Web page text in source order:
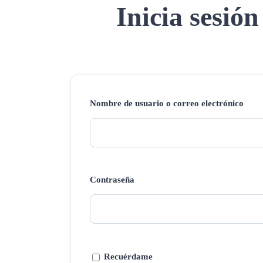
Inicia sesión
Nombre de usuario o correo electrónico
Contraseña
Recuérdame